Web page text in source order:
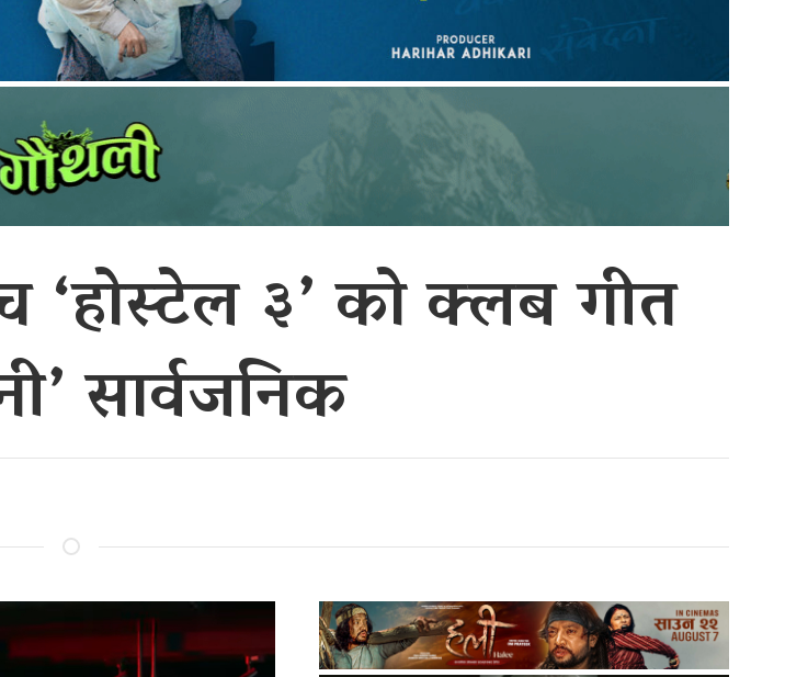
३’ को क्लब गीत
सार्वजनिक